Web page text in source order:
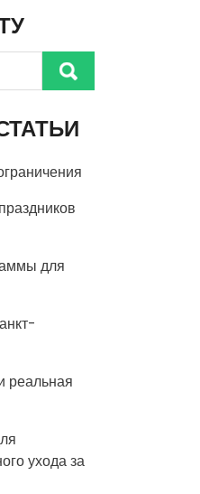
для
реальная
ухода за